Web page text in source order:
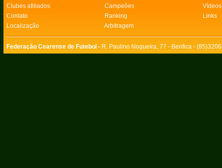
Clubes afiliados
Campeões
Vídeos
Contato
Ranking
Links
Localização
Arbitragem
Federação Cearense de Futebol - R. Paulino Nogueira, 77 - Benfica -